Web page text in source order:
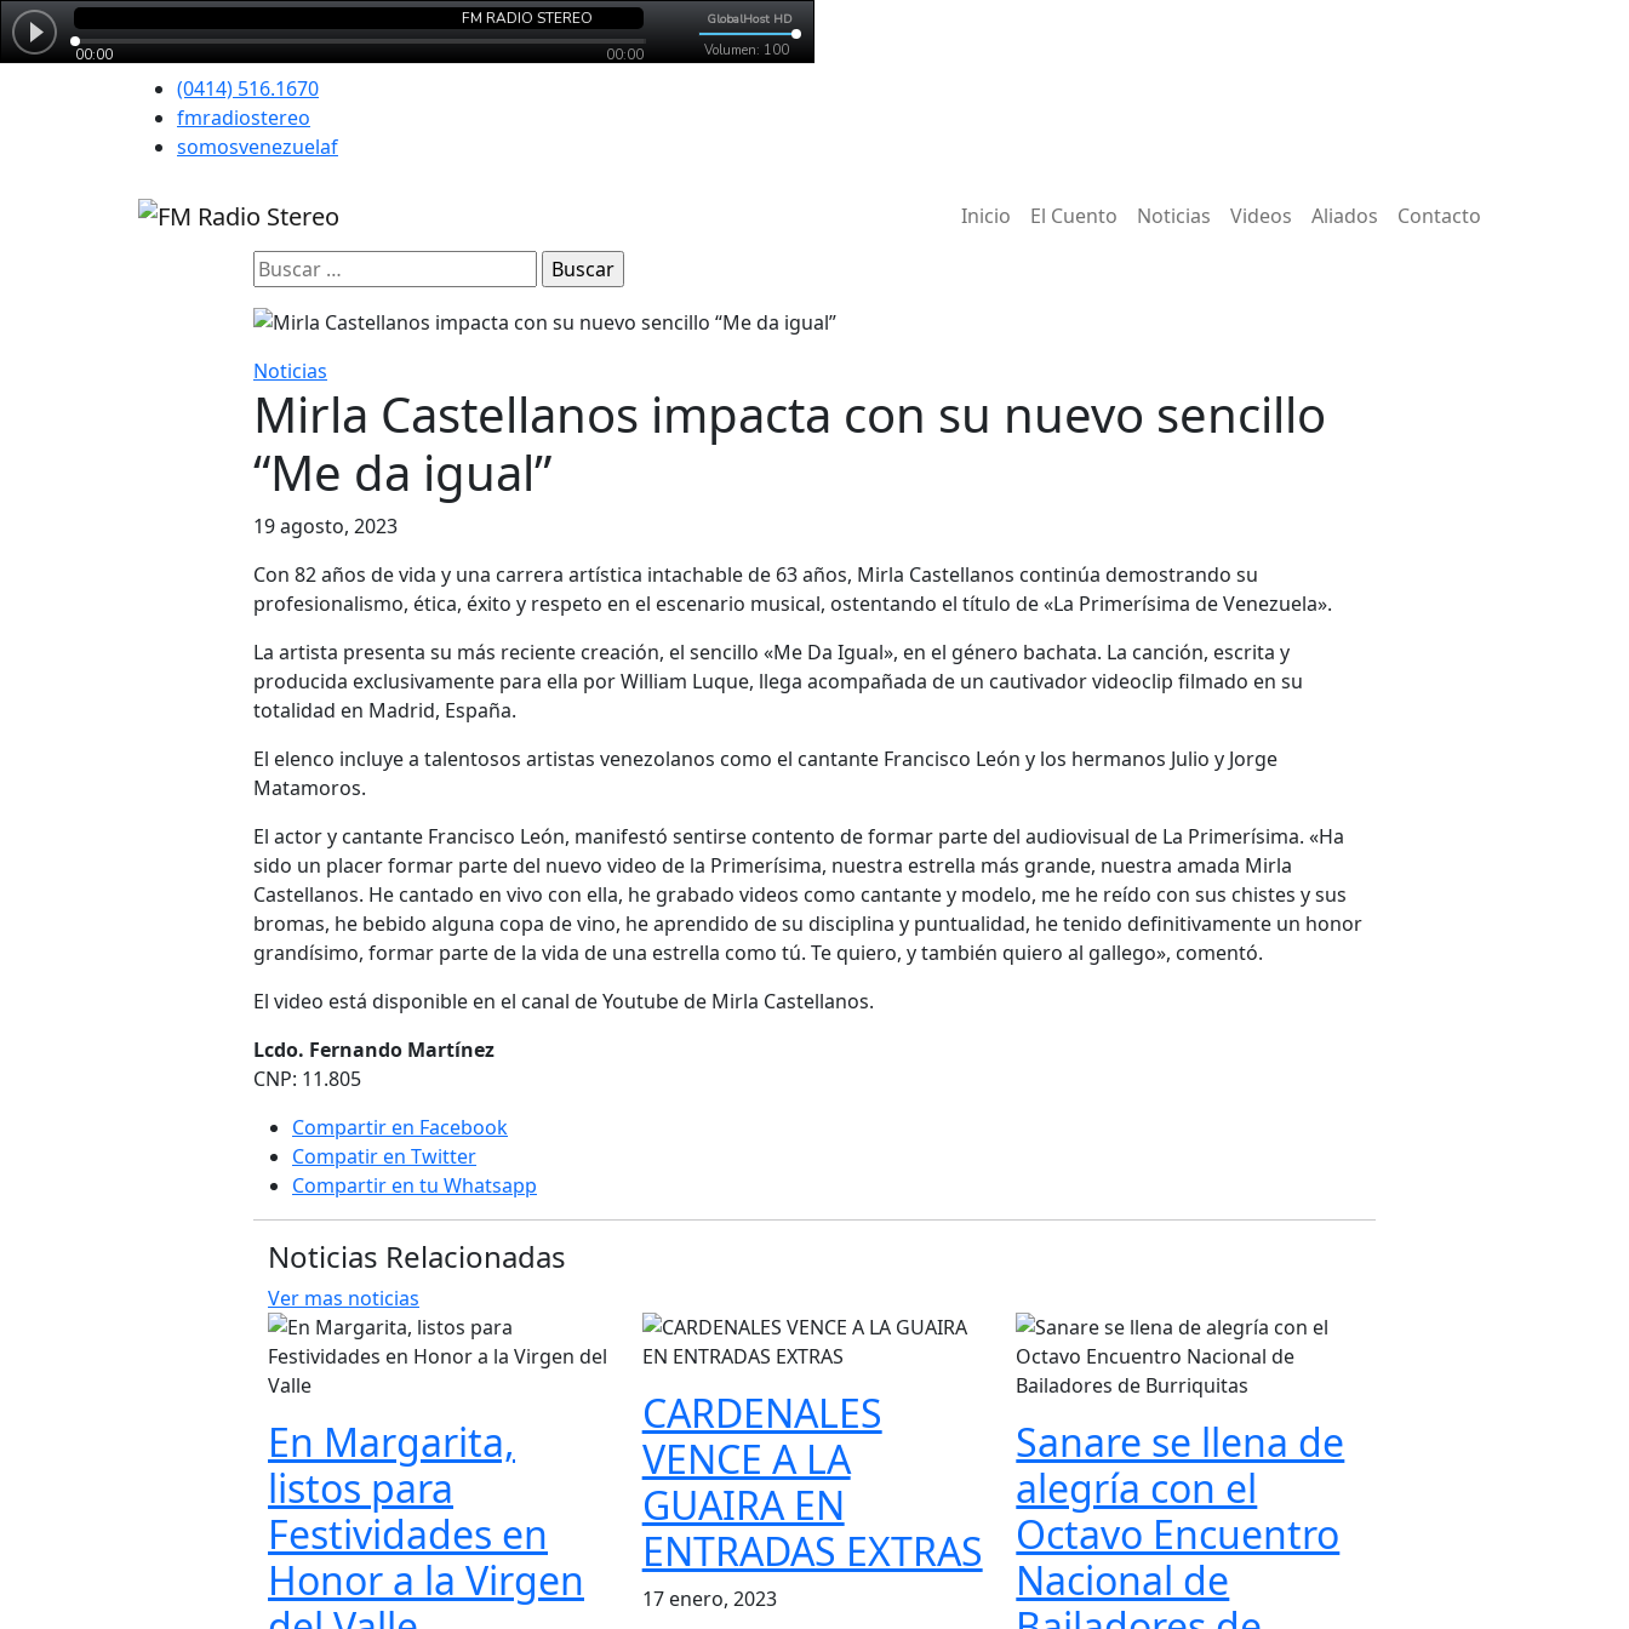
(0414) 516.1670
fmradiostereo
somosvenezuelaf
Inicio El Cuento Noticias Videos Aliados
Contacto
Buscar:
Noticias
Mirla Castellanos impacta con su nuevo sencillo
“Me da igual”
19 agosto, 2023
Con 82 años de vida y una carrera artística intachable de 63 años, Mirla Castellanos continúa demostrando su
profesionalismo, ética, éxito y respeto en el escenario musical, ostentando el título de «La Primerísima de Venezuela».
La artista presenta su más reciente creación, el sencillo «Me Da Igual», en el género bachata. La canción, escrita y
producida exclusivamente para ella por William Luque, llega acompañada de un cautivador videoclip filmado en su
totalidad en Madrid, España.
El elenco incluye a talentosos artistas venezolanos como el cantante Francisco León y los hermanos Julio y Jorge
Matamoros.
El actor y cantante Francisco León, manifestó sentirse contento de formar parte del audiovisual de La Primerísima. «Ha
sido un placer formar parte del nuevo video de la Primerísima, nuestra estrella más grande, nuestra amada Mirla
Castellanos. He cantado en vivo con ella, he grabado videos como cantante y modelo, me he reído con sus chistes y sus
bromas, he bebido alguna copa de vino, he aprendido de su disciplina y puntualidad, he tenido definitivamente un honor
grandísimo, formar parte de la vida de una estrella como tú. Te quiero, y también quiero al gallego», comentó.
El video está disponible en el canal de Youtube de Mirla Castellanos.
Lcdo. Fernando Martínez
CNP: 11.805
Compartir en Facebook
Compatir en Twitter
Compartir en tu Whatsapp
Noticias Relacionadas
Ver mas noticias
En Margarita,
listos para
Festividades en
Honor a la Virgen
CARDENALES
VENCE A LA
GUAIRA EN
ENTRADAS EXTRAS
17 enero, 2023
Sanare se llena de
alegría con el
Octavo Encuentro
Nacional de